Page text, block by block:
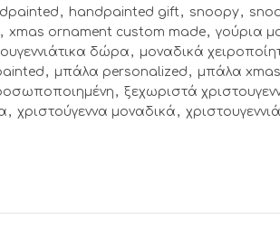
, handpainted gift, snoopy,
, xmas ornament custom made, γούρια
δώρα , μοναδικά
, μπάλα personalized , μπάλα xmas
, ξεχωριστά
, χριστούγεννα μοναδικά ,